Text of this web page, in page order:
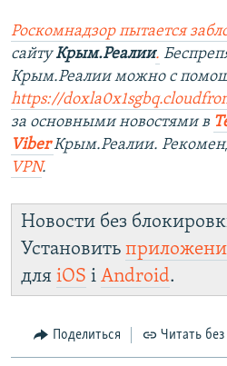
Роскомнадзор пытается
сайтуКрым.Реалии.
Крым.Реалии можно с
https://
за основными новостями в
ViberКрым.Реалии.
VPN.
Новости без
Установить
для iOS і Android.
Поделиться Читать без